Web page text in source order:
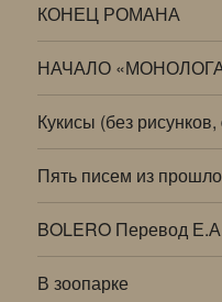
КОНЕЦ РОМАНА
НАЧАЛО
Кукисы (без рисунков,
Пять писем из
BOLERO Перевод
В зоопарке